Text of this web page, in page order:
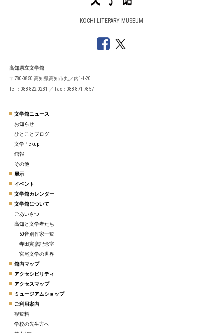
KOCHI LITERARY MUSEUM
高知県立文学館
〒780-0850 高知県高知市丸ノ内1-1-20
Tel：088-822-0231 ／ Fax：088-871-7857
文学館ニュース
お知らせ
ひとことブログ
文学Pickup
館報
その他
展示
イベント
文学館カレンダー
文学館について
ごあいさつ
高知と文学者たち
50音別作家一覧
寺田寅彦記念室
宮尾文学の世界
館内マップ
アクセシビリティ
アクセスマップ
ミュージアムショップ
ご利用案内
観覧料
学校の先生方へ